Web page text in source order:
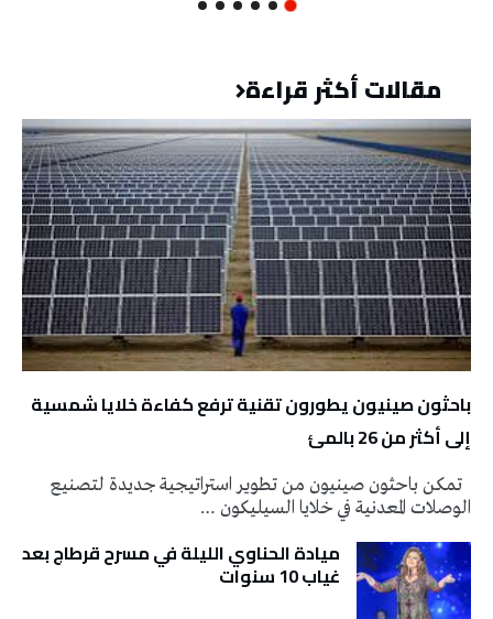
مقالات أكثر قراءة
باحثون صينيون يطورون تقنية ترفع كفاءة خلايا شمسية
إلى أكثر من 26 بالمئ
تمكن باحثون صينيون من تطوير استراتيجية جديدة لتصنيع
الوصلات المعدنية في خلايا السيليكون …
ميادة الحناوي الليلة في مسرح قرطاج بعد
غياب 10 سنوات